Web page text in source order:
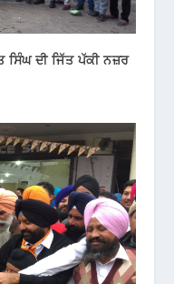
ਸਿੰਘ ਦੀ ਜਿੱਤ ਪੱਕੀ ਨਜ਼ਰ